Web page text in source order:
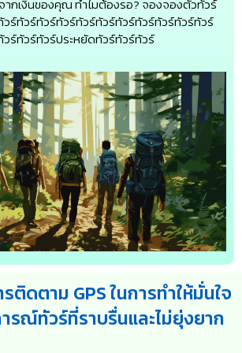
ากเงินของคุณ ทำไมต้องรอ? จองจองตั๋วทัวร์
ร์ทัวร์ทัวร์ทัวร์ทัวร์ทัวร์ทัวร์ทัวร์ทัวร์ทัวร์ทัวร์
ร์ทัวร์ทัวร์ประหยัดทัวร์ทัวร์ทัวร์
ติดตาม GPS ในการทำให้มั่นใจ
รณ์ทัวร์ที่ราบรื่นและไม่ยุ่งยาก